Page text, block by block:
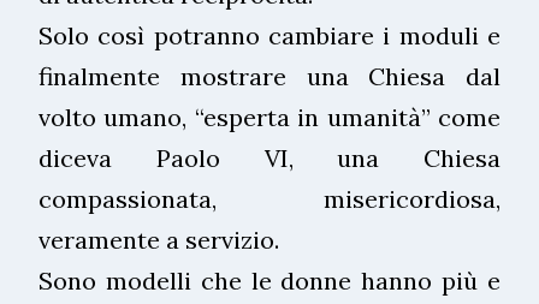
Solo così potranno cambiare i moduli e
finalmente mostrare una Chiesa dal
volto umano, “esperta in umanità” come
diceva Paolo VI, una Chiesa
compassionata, misericordiosa,
veramente a servizio.
Sono modelli che le donne hanno più e